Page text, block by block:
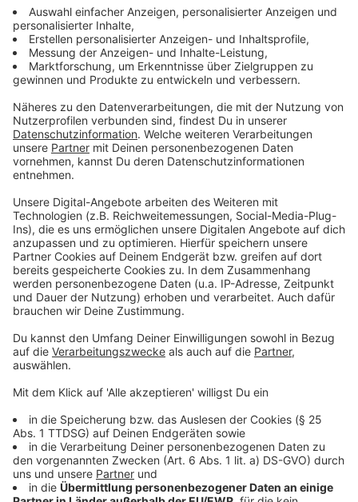
So fährt der Ersatzverkehr in Leverkusen
Anzeige
Während der Streckensanierungen fahren insgesamt
vier Ersatzbuslinien durch Leverkusen:
SEV RE7: Diese Linie fährt zwischen Leverkusen Mitte
üblichen Stationen des RE7, also unter anderem in
Opladen. Diese Linie fährt im 10-Minuten-Takt. Nachts
wird sie bis Köln Messe/Deutz verlängert.
SEV RE7X: Diese Linie hält nur in Leverkusen Mitte,
Solingen Hauptbahnhof und Wuppertal Hauptbahnhof.
Diese Linie fährt im 10-Minuten-Takt. Nachts wird sie
bis Köln Messe/Deutz verlängert.
SEV RB48: Diese Linie fährt zwischen Köln Mülheim
und Wuppertal-Oberbarmen und hält dabei an den
üblichen Stationen der RB48, also unter anderem in
Manfort und Opladen. Diese Linie fährt zwischen Köln-